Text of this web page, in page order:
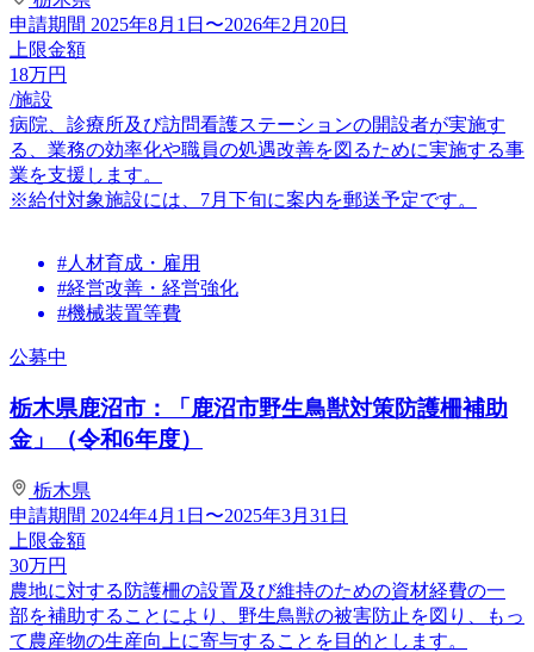
申請期間 2025年8月1日〜2026年2月20日
上限金額
18万円
/施設
病院、診療所及び訪問看護ステーションの開設者が実施す
る、業務の効率化や職員の処遇改善を図るために実施する事
業を支援します。
※給付対象施設には、7月下旬に案内を郵送予定です。
#人材育成・雇用
#経営改善・経営強化
#機械装置等費
公募中
栃木県鹿沼市：「鹿沼市野生鳥獣対策防護柵補助
金」（令和6年度）
栃木県
申請期間 2024年4月1日〜2025年3月31日
上限金額
30万円
農地に対する防護柵の設置及び維持のための資材経費の一
部を補助することにより、野生鳥獣の被害防止を図り、もっ
て農産物の生産向上に寄与することを目的とします。